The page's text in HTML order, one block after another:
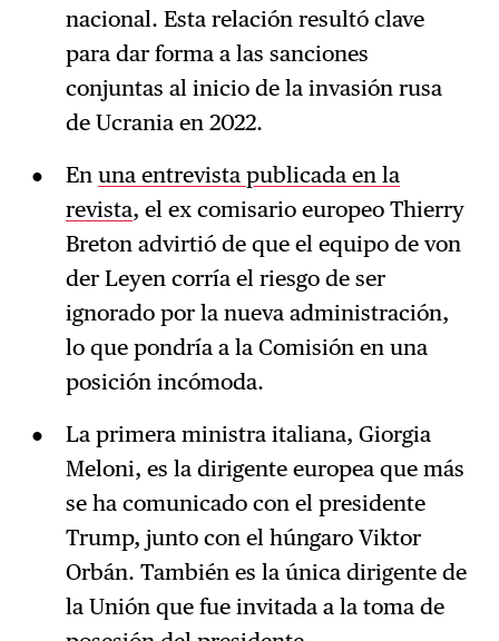
nacional. Esta relación resultó clave
para dar forma a las sanciones
conjuntas al inicio de la invasión rusa
de Ucrania en 2022.
En una entrevista publicada en la
revista, el ex comisario europeo Thierry
Breton advirtió de que el equipo de von
der Leyen corría el riesgo de ser
ignorado por la nueva administración,
lo que pondría a la Comisión en una
posición incómoda.
La primera ministra italiana, Giorgia
Meloni, es la dirigente europea que más
se ha comunicado con el presidente
Trump, junto con el húngaro Viktor
Orbán. También es la única dirigente de
la Unión que fue invitada a la toma de